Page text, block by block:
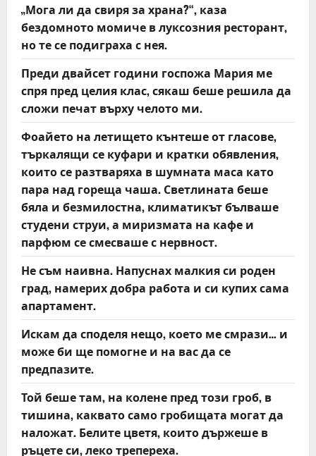
„Мога ли да свиря за храна?“, каза
бездомното момиче в луксозния ресторант,
но те се подиграха с нея.
Преди двайсет години госпожа Мария ме
спря пред целия клас, сякаш беше решила да
сложи печат върху челото ми.
Фоайето на летището кънтеше от гласове,
търкалящи се куфари и кратки обявления,
които се разтваряха в шумната маса като
пара над гореща чаша. Светлината беше
бяла и безмилостна, климатикът бълваше
студени струи, а миризмата на кафе и
парфюм се смесваше с нервност.
Не съм наивна. Напуснах малкия си роден
град, намерих добра работа и си купих сама
апартамент.
Искам да споделя нещо, което ме смрази… и
може би ще помогне и на вас да се
предпазите.
Той беше там, на колене пред този гроб, в
тишина, каквато само гробищата могат да
наложат. Белите цветя, които държеше в
ръцете си, леко трепереха.